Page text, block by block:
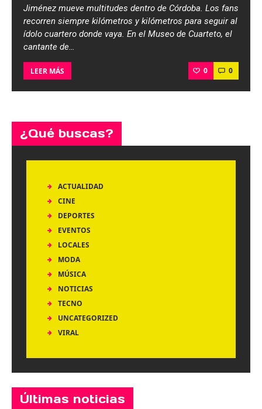
Jiménez mueve multitudes dentro de Córdoba. Los fans
recorren siempre kilómetros y kilómetros para seguir al
ídolo cuartero donde vaya. En el Museo de Cuarteto, el
cantante de…
LEER MÁS 0 0
¿Qué buscas?
ACTUALIDAD
CINE
DEPORTES
EVENTOS
LOCALES
MODA
MÚSICA
NOTICIAS
TECNO
UNCATEGORIZED
VIRAL
Últimas noticias